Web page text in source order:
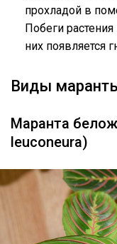
прохладой в
Побеги
них появляется
Виды
Маранта
leuconeura)